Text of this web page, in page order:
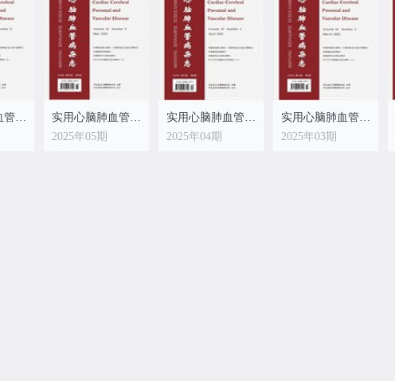
实用心脑肺血管病杂志
实用心脑肺血管病杂志
2025年05期
实用心脑肺血管病杂志
2025年04期
实用心脑肺血管病杂志
2025年03期